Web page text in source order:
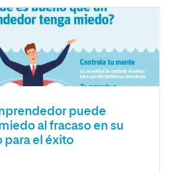
puede
al fracaso en su
para el éxito